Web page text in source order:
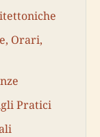
Orari,
Pratici